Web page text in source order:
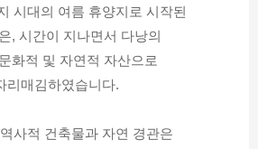
시대의 여름 휴양지로 시작된
, 시간이 지나면서 다낭의
화적 및 자연적 자산으로
리매김하였습니다.
사적 건축물과 자연 경관은